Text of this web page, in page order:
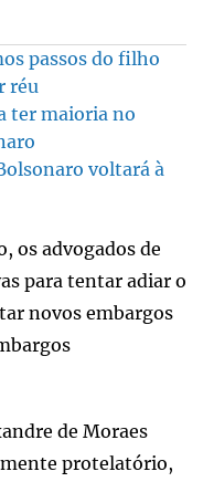
passos do filho
réu
ter maioria no
voltará à
os advogados de
para tentar adiar o
novos embargos
de Moraes
protelatório,